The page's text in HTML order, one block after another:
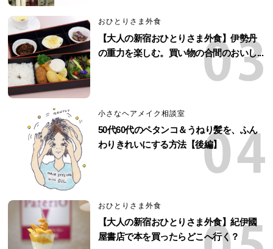
おひとりさま外食
【大人の新宿おひとりさま外食】伊勢丹
の重力を楽しむ。買い物の合間のおいし...
小さなヘアメイク相談室
50代60代のペタンコ＆うねり髪を、ふん
わりきれいにする方法【後編】
おひとりさま外食
【大人の新宿おひとりさま外食】紀伊國
屋書店で本を買ったらどこへ行く？